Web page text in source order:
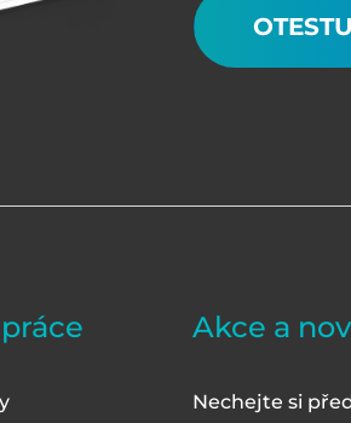
Akce a
Nechejte si